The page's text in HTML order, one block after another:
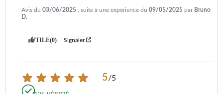
Avis du 03/06/2025 , suite à une expérience du 09/05/2025 par Bruno
D.
UTILE(0) Signaler
5/5